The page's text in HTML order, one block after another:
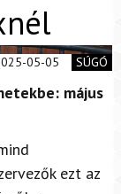
05-05 SÚGÓ
május
ezt az